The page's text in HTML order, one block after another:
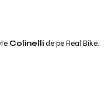
Colinelli de pe Real Bike.